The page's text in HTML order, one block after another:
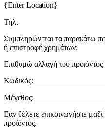
{Enter Location}
Τηλ.
Συμπληρώνεται τα παρακάτω
ή επιστροφή χρημάτων:
Επιθυμώ αλλαγή του
Κωδικός:
Εάν θέλετε επικοινωνήστε
προϊόντος.